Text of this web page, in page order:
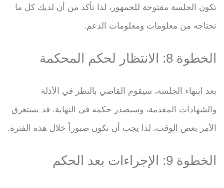
تكون الجلسة مفتوحة للجمهور، لذا تأكد من أن لديك كل ما
تحتاجه من معلومات ومعلومات الدعم.
الخطوة 8: الانتظار لحكم المحكمة
بعد انتهاء الجلسة، سيقوم القاضي بالنظر في الأدلة
والشهادات المقدمة، وسيصدر حكمه في النهاية. قد يستغرق
الأمر بعض الوقت، لذا يجب أن تكون صبوراً خلال هذه الفترة.
الخطوة 9: الإجراءات بعد الحكم